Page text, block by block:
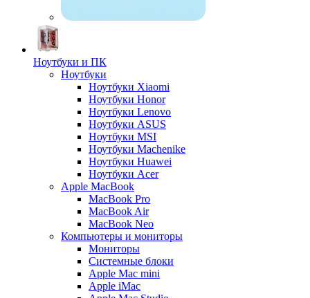
Ноутбуки и ПК
Ноутбуки
Ноутбуки Xiaomi
Ноутбуки Honor
Ноутбуки Lenovo
Ноутбуки ASUS
Ноутбуки MSI
Ноутбуки Machenike
Ноутбуки Huawei
Ноутбуки Acer
Apple MacBook
MacBook Pro
MacBook Air
MacBook Neo
Компьютеры и мониторы
Мониторы
Системные блоки
Apple Mac mini
Apple iMac